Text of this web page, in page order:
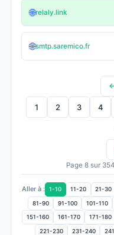
🌐relaly.link
🌐smtp.saremico.fr
1 2 3 4
Page 8 sur
Aller à : 1-10 11-20 21-30
81-90 91-100 101-110
151-160 161-170 171-180
221-230 231-240